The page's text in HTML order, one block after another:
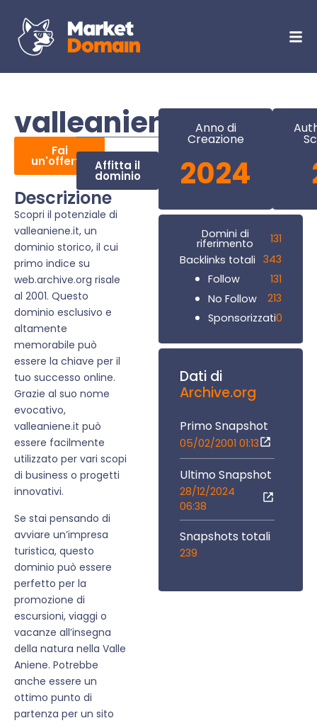
valleaniene.it
Fai
un'offerta Affitta il
dominio
Descrizione
Scopri il potenziale di
valleaniene.it, un
dominio storico, il cui
primo indice su
web.archive.org risale
al 2001. Questo
dominio esclusivo e
altamente
memorabile può
essere la chiave per il
tuo successo online.
Grazie al suo nome
evocativo,
valleaniene.it può
essere facilmente
utilizzato per vari scopi
di business o progetti
innovativi.
Se stai pensando di
avviare un’impresa
turistica, questo
dominio può essere
perfetto per la
promozione di
escursioni, viaggi o
vacanze all’insegna
della natura nella Valle
Aniene. Potrebbe
anche essere un
ottimo punto di
partenza per un sito
Anno di
Creazione
2024
Domini di
riferimento
131
Backlinks totali 343
Follow
131
No Follow
213
Sponsorizzati0
Dati di
Archive.org
Primo Snapshot
05/02/2001 01:13
Ultimo Snapshot
28/12/2024
06:38
Snapshots totali
239